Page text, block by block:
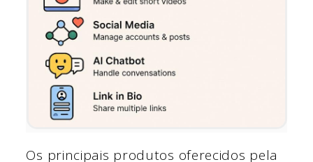
Os principais produtos oferecidos pela